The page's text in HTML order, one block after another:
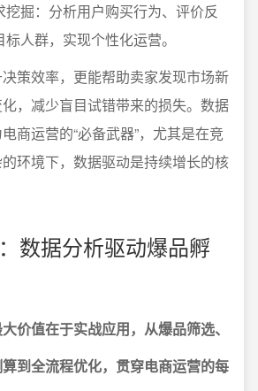
挖掘：分析用户购买行为、评价反
人群，实现个性化运营。
策效率，更能帮助卖家发现市场新
，减少盲目试错带来的损失。数据
商运营的“必备武器”，尤其是在竞
环境下，数据驱动是持续增长的核
数据分析驱动爆品孵
价值在于实战应用，从爆品筛选、
到全流程优化，贯穿电商运营的每